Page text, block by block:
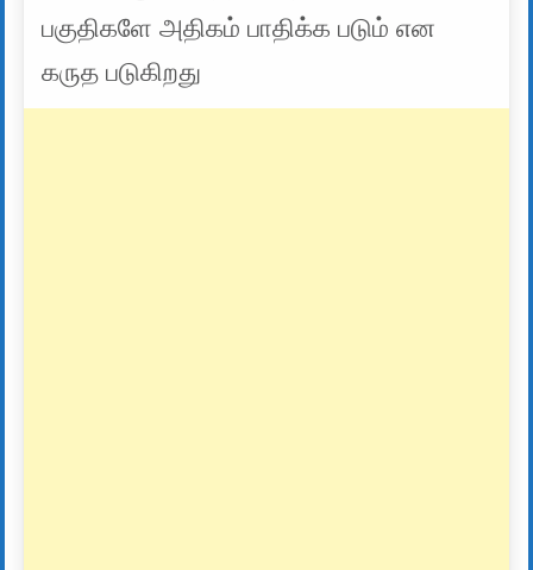
பகுதிகளே அதிகம் பாதிக்க படும் என
கருத படுகிறது